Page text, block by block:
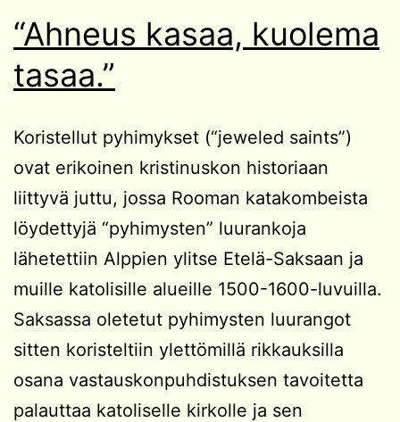
“Ahneus kasaa, kuolema
tasaa.”
Koristellut pyhimykset (“jeweled saints”)
ovat erikoinen kristinuskon historiaan
liittyvä juttu, jossa Rooman katakombeista
löydettyjä “pyhimysten” luurankoja
lähetettiin Alppien ylitse Etelä-Saksaan ja
muille katolisille alueille 1500-1600-luvuilla.
Saksassa oletetut pyhimysten luurangot
sitten koristeltiin ylettömillä rikkauksilla
osana vastauskonpuhdistuksen tavoitetta
palauttaa katoliselle kirkolle ja sen